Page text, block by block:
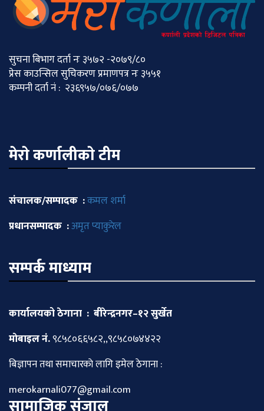
सुचना बिभाग दर्ता नः ३५७२ -२०७९/८०
प्रेस काउन्सिल सुचिकरण प्रमाणपत्र नः ३५५१
कम्पनी दर्ता नं : २३६९५७/०७६/०७७
मेराे कर्णालीकाे टीम
संचालक/सम्पादक :कमल शर्मा
प्रधानसम्पादक :अमृत प्याकुरेल
सम्पर्क माध्याम
कार्यालयको ठेगाना : बीरेन्द्रनगर–१२ सुर्खेत
माेबाइल नं.९८५८०६६५८२,,९८५८०७४४२२
बिज्ञापन तथा समाचारकाे लागि इमेल ठेगाना :
merokarnali077@gmail.com